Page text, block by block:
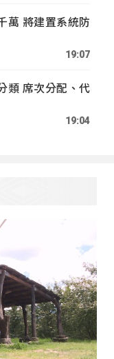
萬 將建置系統防
19:07
類 席次分配、代
19:04